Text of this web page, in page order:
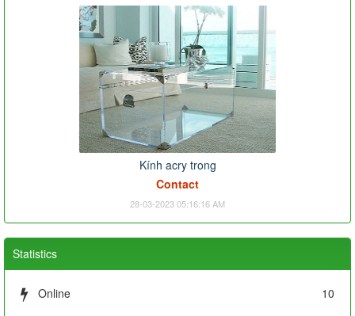
Kính acry trong
Contact
28-03-2023 05:16:16 AM
Statistics
Online
10